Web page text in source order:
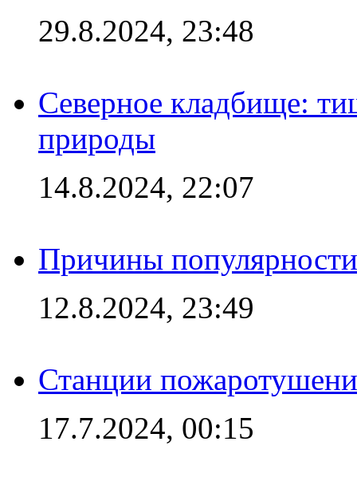
29.8.2024, 23:48
Северное кладбище:
природы
14.8.2024, 22:07
Причины
12.8.2024, 23:49
Станции
17.7.2024, 00:15